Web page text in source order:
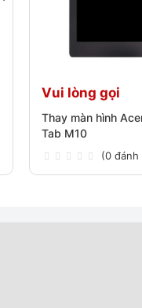
Vui lòng gọi
Thay màn hình
Tab M10
(0 đánh